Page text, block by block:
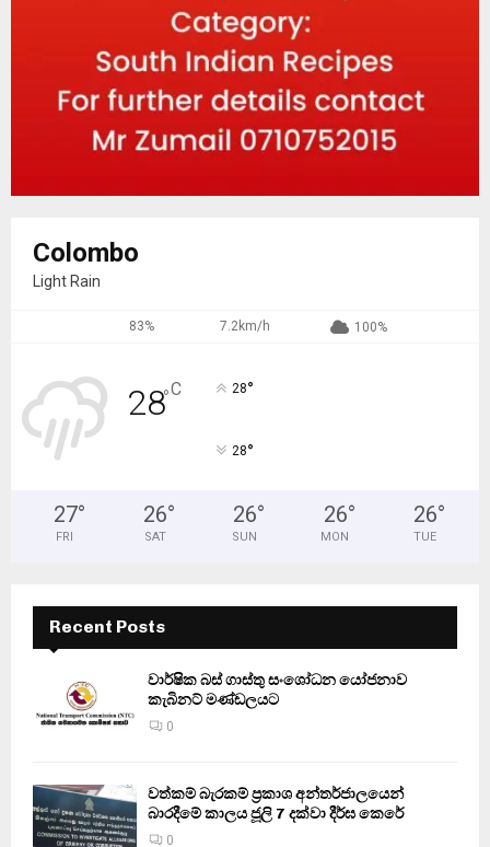
Colombo
Light Rain
83% 7.2km/h 100%
28°C 28°
28°
27°
FRI
26°
SAT
26°
SUN
26°
MON
26°
TUE
Recent Posts
වාර්ෂික බස් ගාස්තු සංශෝධන යෝජනාව
කැබිනට් මණ්ඩලයට
0
වත්කම් බැරකම් ප්‍රකාශ අන්තර්ජාලයෙන්
බාරදීමේ කාලය ජූලි 7 දක්වා දීර්ඝ කෙරේ
0